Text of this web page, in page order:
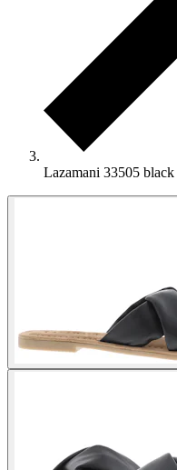
Lazamani 33505 black